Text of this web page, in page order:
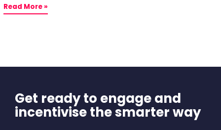
Read More »
Get ready to engage and
incentivise the smarter way